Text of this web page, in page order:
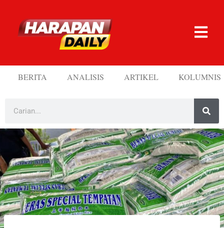
BERITA ANALISIS ARTIKEL KOLUMNIS